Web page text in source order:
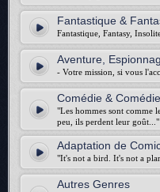
Fantastique &
Fantastique, Fantasy,
Aventure,
- Votre mission, si vous
Comédie &
"Les hommes sont comme
peu, ils perdent leur goût..."
Adaptation de
"It's not a bird. It's not a
Autres Genres